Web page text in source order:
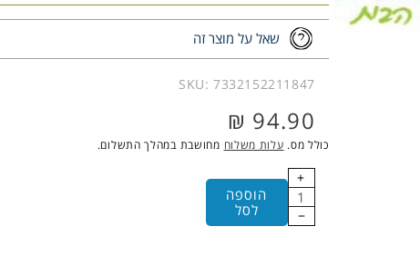
Open
media
view
שאל על מוצר זה
SKU: 7332152211847
מחיר
רגיל
94.90 ₪
כולל מס. עלות משלוח מחושבת במהלך התשלום.
הוספה
לסל